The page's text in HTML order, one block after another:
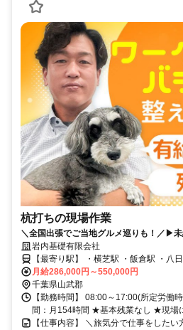
杭打ちの現場作業
＼全国出張でご当地グルメ巡りも！／▶
1,000万円可能▶隔週土日祝休み▶残業な
なし
岩内基礎有限会社
【最寄り駅】 ・横芝駅 ・飯倉駅 ・八
月給286,000円～550,000円
千葉県山武郡
【勤務時間】 08:00～17:00(所定労働
間：月154時間 ★基本残業なし ★現場
【仕事内容】 ＼旅気分で仕事をした